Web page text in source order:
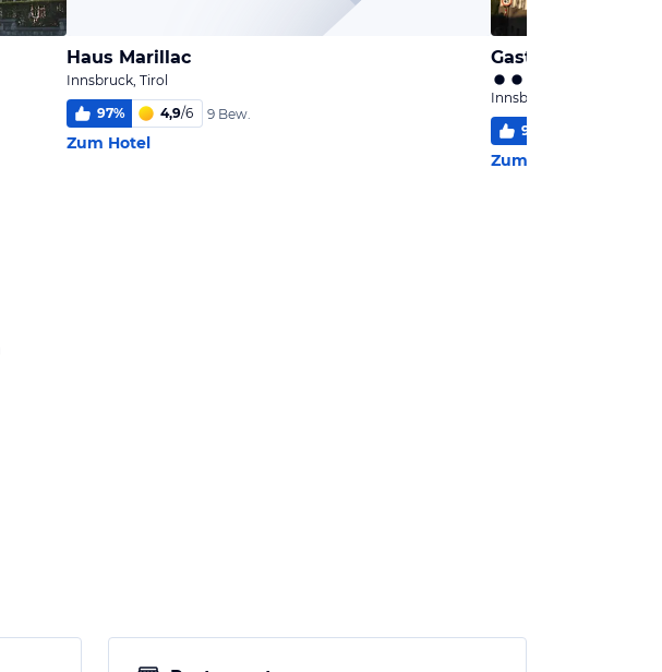
Haus Marillac
Innsbruck, Tirol
97% 4,9/6 9 Bew.
Zum Hotel
Gasthof Koreth
Innsbruck, Tirol
91
Zum Hotel